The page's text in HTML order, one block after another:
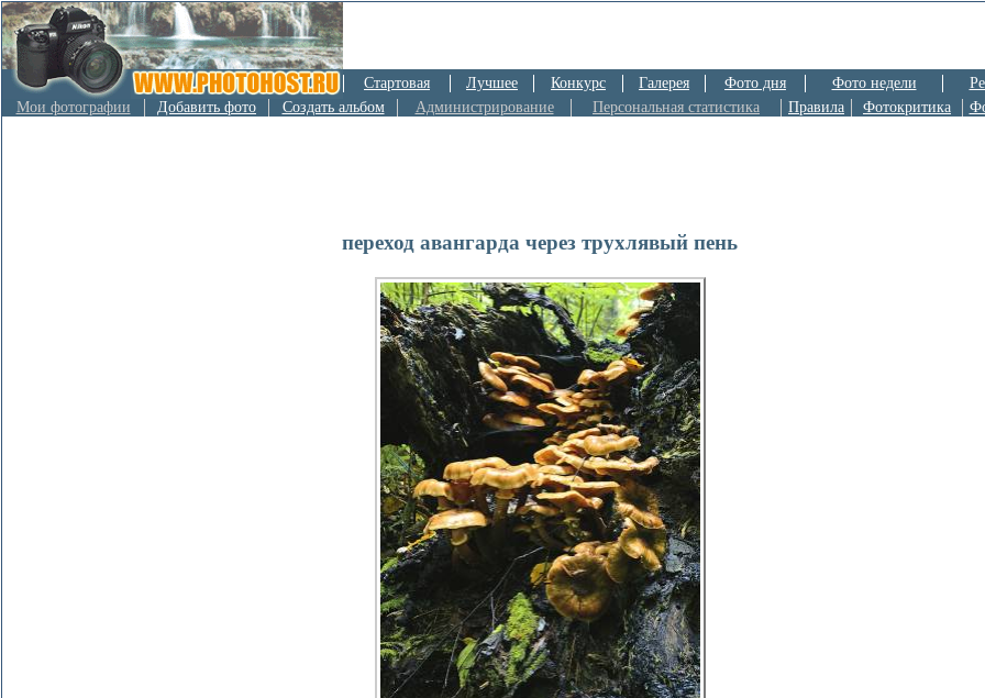
Стартовая Лучшее Конкурс Галерея Фото дня Фото недели
Мои фотографии
Добавить фото Создать альбом Администрирование Персональная статистика Правила Фотокритика
переход авангарда через трухлявый пень